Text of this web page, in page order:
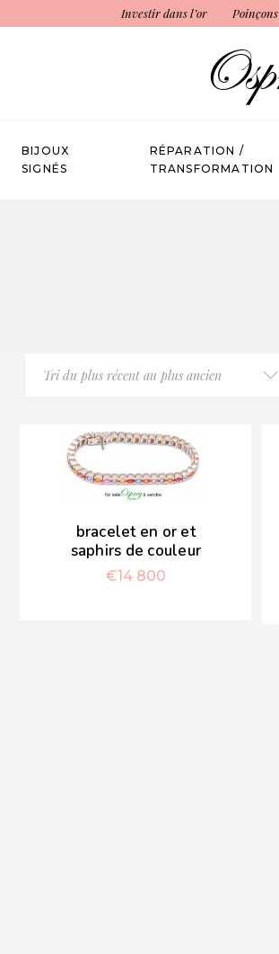
Investir dans l’or Poinçons
BIJOUX
SIGNÉS
RÉPARATION /
TRANSFORMATION
Tri du plus récent au plus ancien
bracelet en or et
saphirs de couleur
€14 800